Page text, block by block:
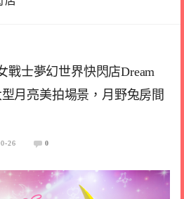
戰士夢幻世界快閃店Dream
月亮美拍場景，月野兔房間
26 0